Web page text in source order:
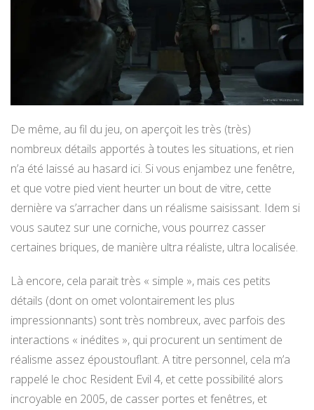
De même, au fil du jeu, on aperçoit les très (très)
nombreux détails apportés à toutes les situations, et rien
n’a été laissé au hasard ici. Si vous enjambez une fenêtre,
et que votre pied vient heurter un bout de vitre, cette
dernière va s’arracher dans un réalisme saisissant. Idem si
vous sautez sur une corniche, vous pourrez casser
certaines briques, de manière ultra réaliste, ultra localisée.
Là encore, cela parait très « simple », mais ces petits
détails (dont on omet volontairement les plus
impressionnants) sont très nombreux, avec parfois des
interactions « inédites », qui procurent un sentiment de
réalisme assez époustouflant. A titre personnel, cela m’a
rappelé le choc Resident Evil 4, et cette possibilité alors
incroyable en 2005, de casser portes et fenêtres, et